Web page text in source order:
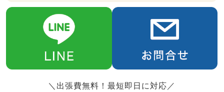
＼出張費無料！最短即日に対応／